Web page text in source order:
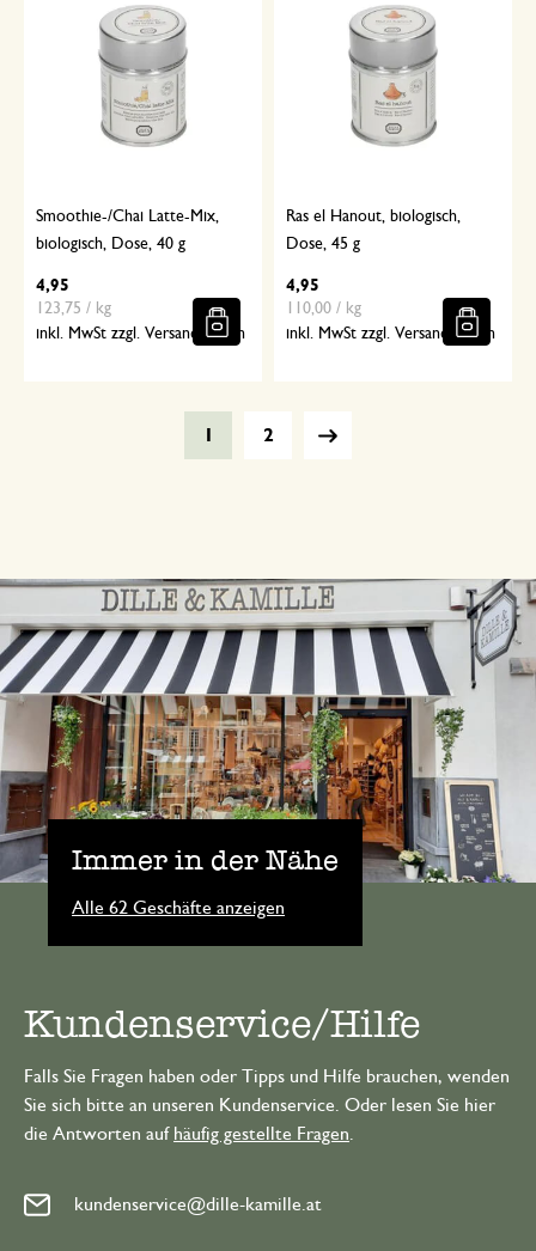
Smoothie-/Chai Latte-Mix,
biologisch, Dose, 40 g
4,95
123,75 / kg
inkl. MwSt zzgl. Versandkosten
Ras el Hanout, biologisch,
Dose, 45 g
4,95
110,00 / kg
inkl. MwSt zzgl. Versandkosten
2
Immer in der Nähe
Alle 62 Geschäfte anzeigen
Kundenservice/Hilfe
Falls Sie Fragen haben oder Tipps und Hilfe brauchen, wenden
Sie sich bitte an unseren Kundenservice. Oder lesen Sie hier
die Antworten auf häufig gestellte Fragen
kundenservice@dille-kamille.at